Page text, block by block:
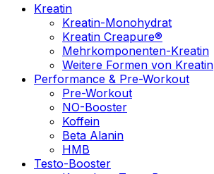
Kreatin
Kreatin-Monohydrat
Kreatin Creapure®
Mehrkomponenten-Kreatin
Weitere Formen von Kreatin
Performance & Pre-Workout
Pre-Workout
NO-Booster
Koffein
Beta Alanin
HMB
Testo-Booster